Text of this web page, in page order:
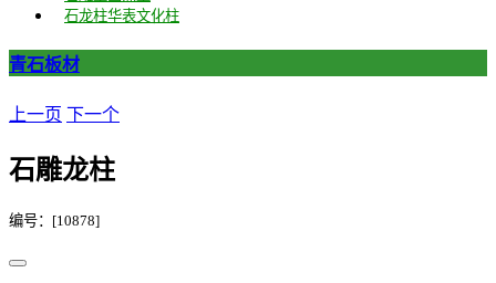
石龙柱华表文化柱
青石板材
上一页 下一个
石雕龙柱
编号：[10878]